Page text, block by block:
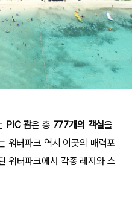
PIC 괌은 총 777개의 객실을
워터파크 역시 이곳의 매력포
워터파크에서 각종 레저와 스